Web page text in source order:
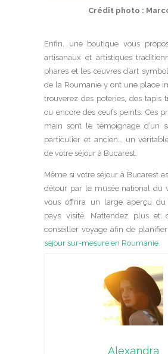
Crédit photo :
Enfin, une boutique vous
artisanaux et artistiques
phares et les œuvres d’art
de la Roumanie y ont une place
trouverez des poteries, des tapis
ou encore des œufs peints. Ces
main sont le témoignage d’un
particulier et ancien… un
de votre séjour à Bucarest.
Même si votre séjour à Bucarest
détour par le musée national du
vous offrira un large aperçu
pays visité. N’attendez plus et
conseiller voyage afin de
séjour sur-mesure en Roumanie
Alexandra